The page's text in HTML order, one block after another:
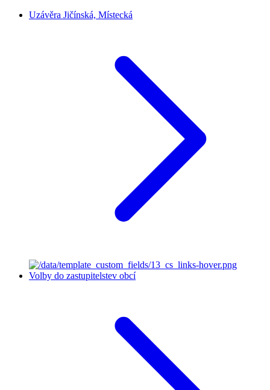
Uzávěra Jičínská, Místecká
Volby do zastupitelstev obcí